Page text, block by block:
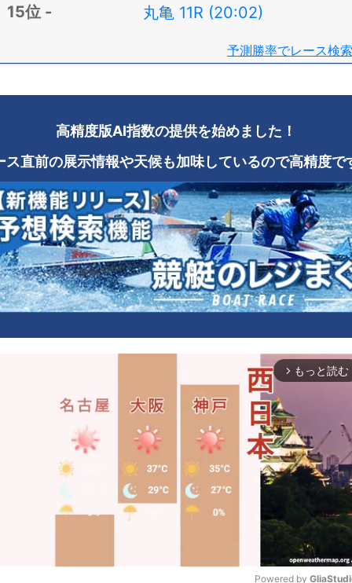
丸亀 11R (20:02)
予測勝率でレース検索
高精度版AI指数の提供を始めました！
ス直前の展示情報や天候も加味しているので高精度で
arrow_forward_ios もっと読む
Powered by